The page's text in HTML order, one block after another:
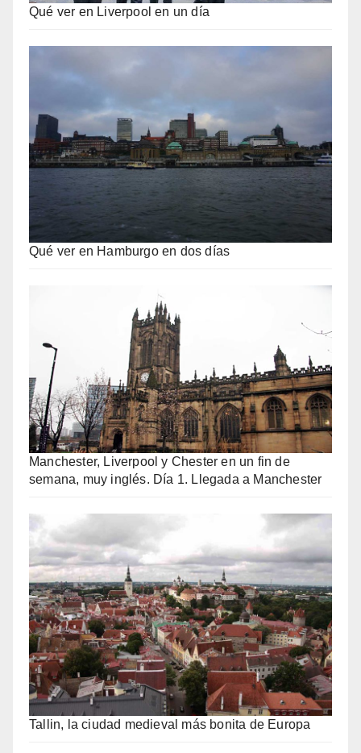
Qué ver en Liverpool en un día
Qué ver en Hamburgo en dos días
Manchester, Liverpool y Chester en un fin de
semana, muy inglés. Día 1. Llegada a Manchester
Tallin, la ciudad medieval más bonita de Europa